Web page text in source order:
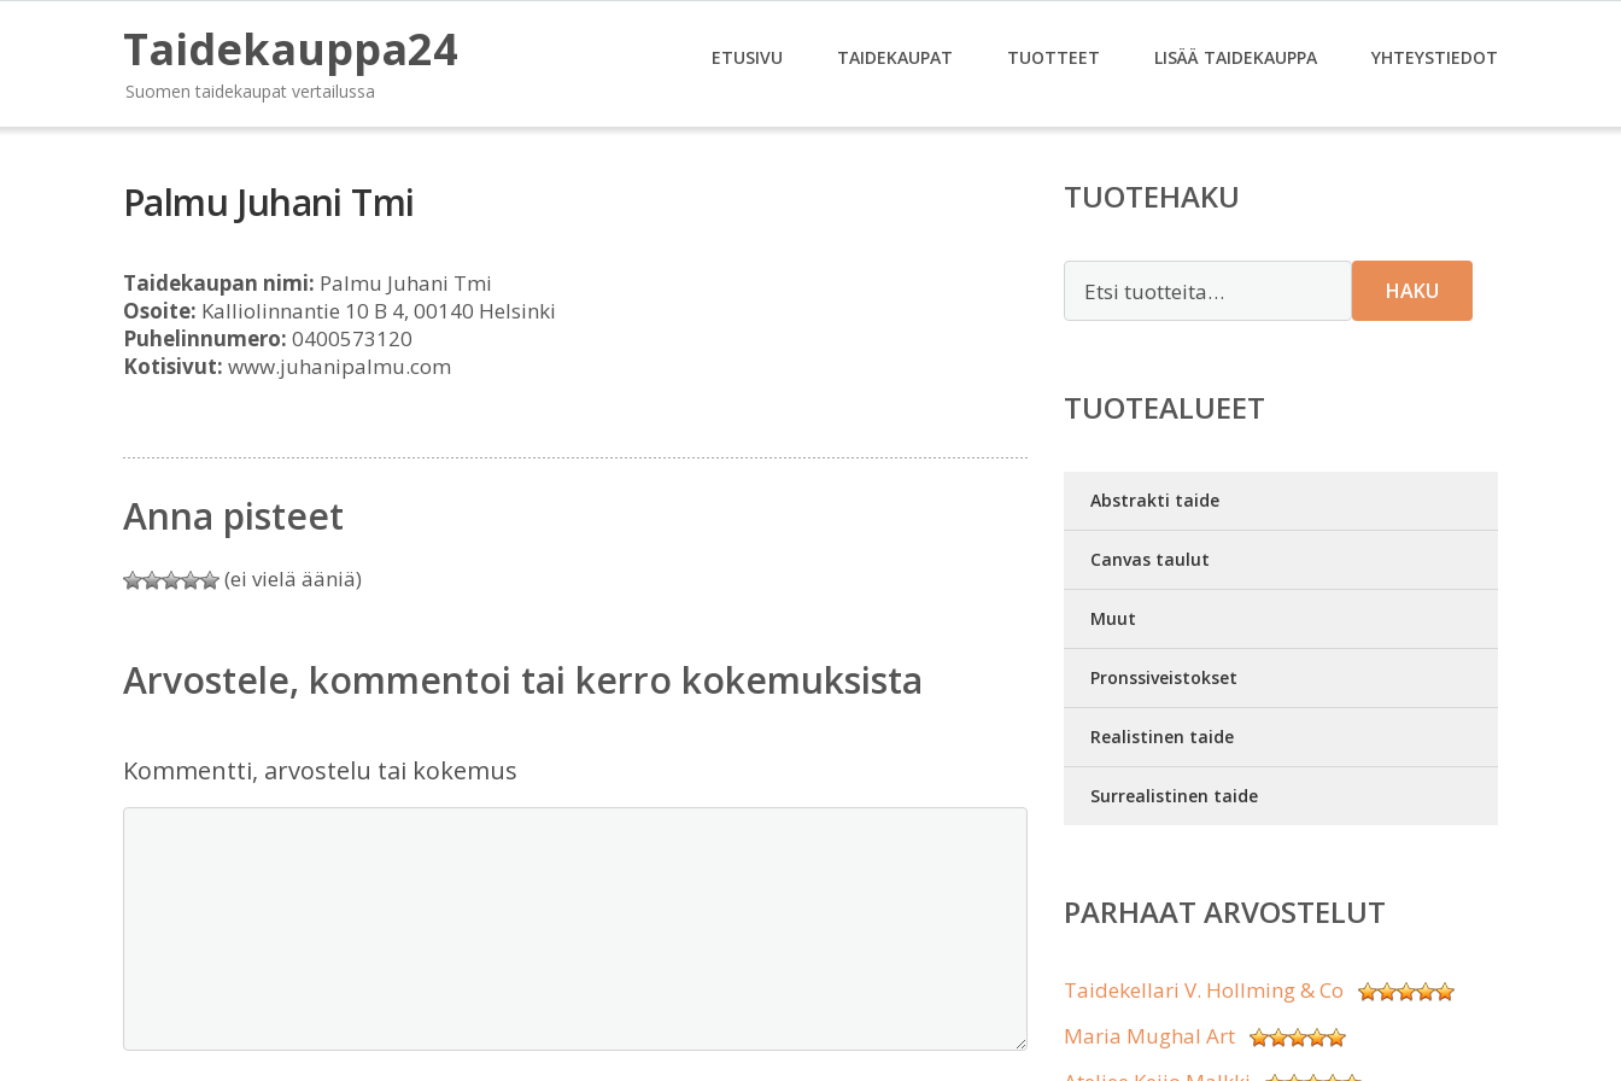
Taidekauppa24
Suomen taidekaupat vertailussa
ETUSIVU TAIDEKAUPAT TUOTTEET LISÄÄ TAIDEKAUPPA YHTEYSTIEDOT
Palmu Juhani Tmi
Taidekaupan nimi: Palmu Juhani Tmi
Osoite: Kalliolinnantie 10 B 4, 00140 Helsinki
Puhelinnumero: 0400573120
Kotisivut: www.juhanipalmu.com
Anna pisteet
(ei vielä ääniä)
Arvostele, kommentoi tai kerro kokemuksista
Kommentti, arvostelu tai kokemus
TUOTEHAKU
HAKU
TUOTEALUEET
Abstrakti taide
Canvas taulut
Muut
Pronssiveistokset
Realistinen taide
Surrealistinen taide
PARHAAT ARVOSTELUT
Taidekellari V. Hollming & Co
Maria Mughal Art